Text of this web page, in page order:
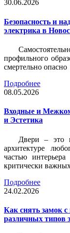
30.06.2026
Безопасность и
электрика в
профильного
смертельно опасно
Подробнее
08.05.2026
Входные и
и Эстетика
Двери – это
архитектуре
частью
критически
Подробнее
24.02.2026
Как снять замок с
различных типов